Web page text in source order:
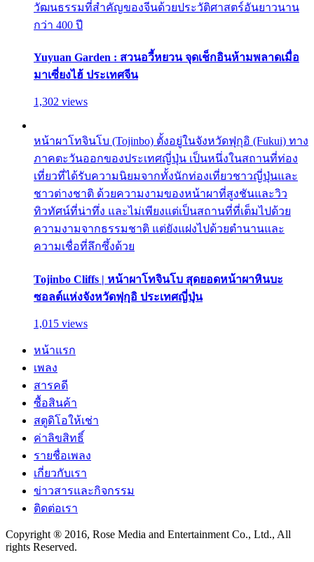
วัฒนธรรมที่สำคัญของจีนด้วยประวัติศาสตร์อันยาวนาน
กว่า 400 ปี
Yuyuan Garden : สวนอวี้หยวน จุดเช็กอินห้ามพลาดเมื่อ
มาเซี่ยงไฮ้ ประเทศจีน
1,302 views
หน้าผาโทจินโบ (Tojinbo) ตั้งอยู่ในจังหวัดฟุกุอิ (Fukui) ทาง
ภาคตะวันออกของประเทศญี่ปุ่น เป็นหนึ่งในสถานที่ท่อง
เที่ยวที่ได้รับความนิยมจากทั้งนักท่องเที่ยวชาวญี่ปุ่นและ
ชาวต่างชาติ ด้วยความงามของหน้าผาที่สูงชันและวิว
ทิวทัศน์ที่น่าทึ่ง และไม่เพียงแต่เป็นสถานที่ที่เต็มไปด้วย
ความงามจากธรรมชาติ แต่ยังแฝงไปด้วยตำนานและ
ความเชื่อที่ลึกซึ้งด้วย
Tojinbo Cliffs | หน้าผาโทจินโบ สุดยอดหน้าผาหินบะ
ซอลต์แห่งจังหวัดฟุกุอิ ประเทศญี่ปุ่น
1,015 views
หน้าแรก
เพลง
สารคดี
ซื้อสินค้า
สตูดิโอให้เช่า
ค่าลิขสิทธิ์
รายชื่อเพลง
เกี่ยวกับเรา
ข่าวสารและกิจกรรม
ติดต่อเรา
Copyright ® 2016, Rose Media and Entertainment Co., Ltd., All
rights Reserved.